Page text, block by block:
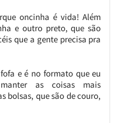
oncinha é vida! Além
e outro preto, que são
que a gente precisa pra
e é no formato que eu
as coisas mais
bolsas, que são de couro,